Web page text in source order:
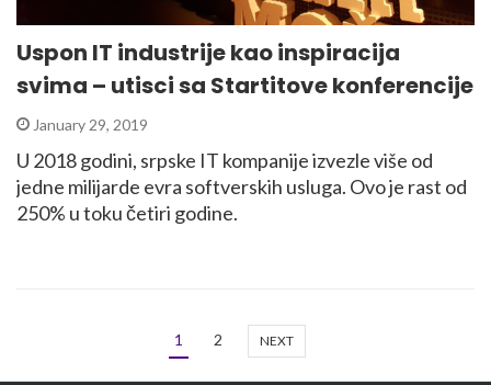
Uspon IT industrije kao inspiracija
svima – utisci sa Startitove konferencije
January 29, 2019
U 2018 godini, srpske IT kompanije izvezle više od
jedne milijarde evra softverskih usluga. Ovo je rast od
250% u toku četiri godine.
1 2 NEXT